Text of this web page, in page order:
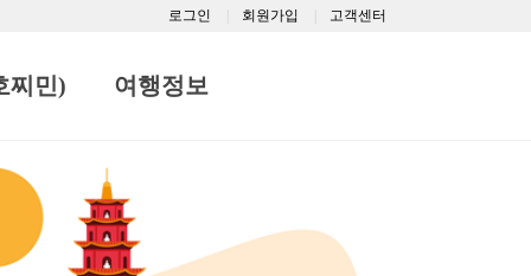
로그인 회원가입 고객센터
찌민) 여행정보